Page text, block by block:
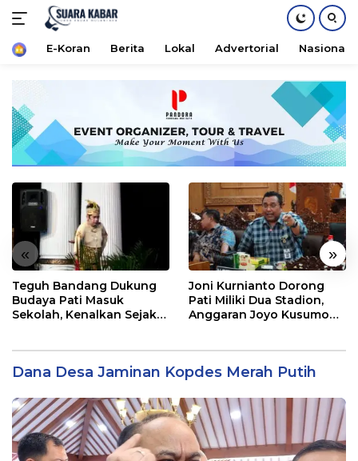
konten
HomeE-Koran Berita Lokal Advertorial Nasional
« »
Teguh Bandang Dukung
Budaya Pati Masuk
Sekolah, Kenalkan Sejak
Joni Kurnianto Dorong
Pati Miliki Dua Stadion,
Anggaran Joyo Kusumo
Dana Desa Jaminan Kopdes Merah Putih